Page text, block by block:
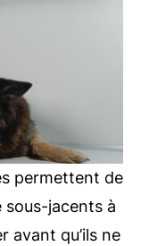
permettent de
sous-jacents à
avant qu’ils ne